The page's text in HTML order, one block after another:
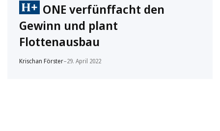
ONE verfünffacht den
Gewinn und plant
Flottenausbau
Krischan Förster–29. April 2022